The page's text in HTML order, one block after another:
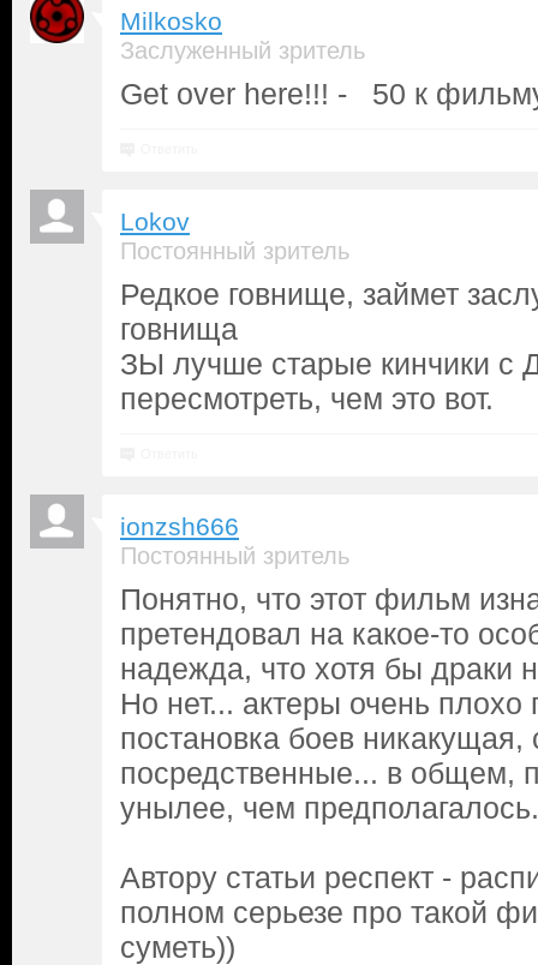
Milkosko
Заслуженный зритель
Get over here!!! - 50 к
Lokov
Постоянный зритель
Редкое говнище, займет
говнища
ЗЫ лучше старые кинчики с
пересмотреть, чем это вот.
ionzsh666
Постоянный зритель
Понятно, что этот фильм
претендовал на какое-то
надежда, что хотя бы драки
Но нет... актеры очень плохо
постановка боев
посредственные... в общем,
унылее, чем
Автору статьи респект -
полном серьезе про такой
суметь))